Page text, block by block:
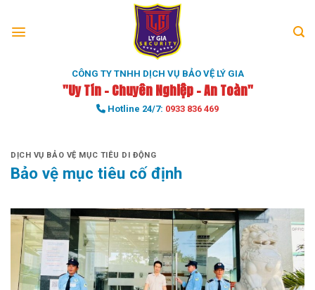
CÔNG TY TNHH DỊCH VỤ BẢO VỆ LÝ GIA
"Uy Tín - Chuyên Nghiệp - An Toàn"
Hotline 24/7: 0933 836 469
DỊCH VỤ BẢO VỆ MỤC TIÊU DI ĐỘNG
Bảo vệ mục tiêu cố định